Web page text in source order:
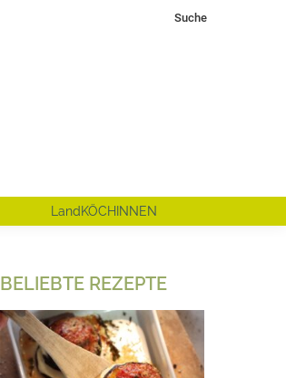
Search:
Suche
LandKÖCHINNEN
BELIEBTE REZEPTE